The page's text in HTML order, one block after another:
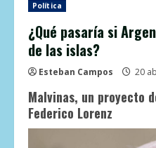
Política
¿Qué pasaría si
de las islas?
Esteban Campos 20
Malvinas, un proyecto
Federico Lorenz